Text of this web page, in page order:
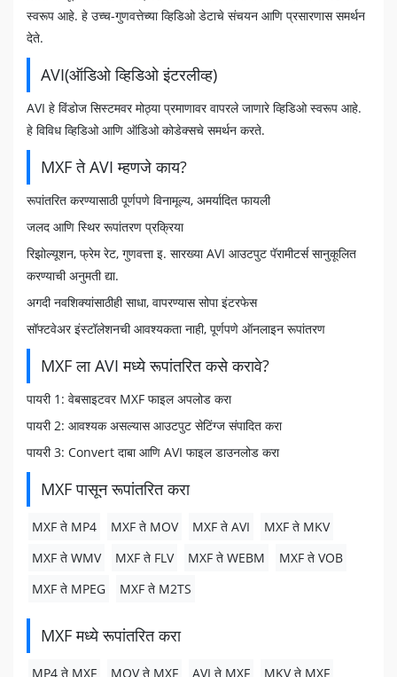
स्वरूप आहे. हे उच्च-गुणवत्तेच्या व्हिडिओ डेटाचे संचयन आणि प्रसारणास समर्थन
देते.
AVI(ऑडिओ व्हिडिओ इंटरलीव्ह)
AVI हे विंडोज सिस्टमवर मोठ्या प्रमाणावर वापरले जाणारे व्हिडिओ स्वरूप आहे.
हे विविध व्हिडिओ आणि ऑडिओ कोडेक्सचे समर्थन करते.
MXF ते AVI म्हणजे काय?
रूपांतरित करण्यासाठी पूर्णपणे विनामूल्य, अमर्यादित फायली
जलद आणि स्थिर रूपांतरण प्रक्रिया
रिझोल्यूशन, फ्रेम रेट, गुणवत्ता इ. सारख्या AVI आउटपुट पॅरामीटर्स सानुकूलित
करण्याची अनुमती द्या.
अगदी नवशिक्यांसाठीही साधा, वापरण्यास सोपा इंटरफेस
सॉफ्टवेअर इंस्टॉलेशनची आवश्यकता नाही, पूर्णपणे ऑनलाइन रूपांतरण
MXF ला AVI मध्ये रूपांतरित कसे करावे?
पायरी 1: वेबसाइटवर MXF फाइल अपलोड करा
पायरी 2: आवश्यक असल्यास आउटपुट सेटिंग्ज संपादित करा
पायरी 3: Convert दाबा आणि AVI फाइल डाउनलोड करा
MXF पासून रूपांतरित करा
MXF ते MP4 MXF ते MOV MXF ते AVI
MXF ते MKV
MXF ते WMV
MXF ते FLV MXF ते WEBM
MXF ते VOB
MXF ते MPEG
MXF ते M2TS
MXF मध्ये रूपांतरित करा
MP4 ते MXF MOV ते MXF AVI ते MXF MKV ते MXF